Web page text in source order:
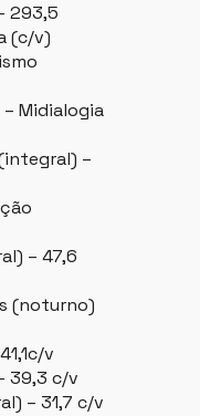
293,5
(c/v)
Midialogia
–
– 47,6
(noturno)
v
39,3 c/v
– 31,7 c/v